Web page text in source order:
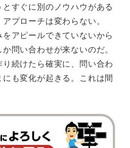
すぐに別のノウハウがある
プローチは変わらない。
アピールできていないから
問い合わせが来ないのだ。
続けたら確実に、問い合わ
も変化が起きる。これは間